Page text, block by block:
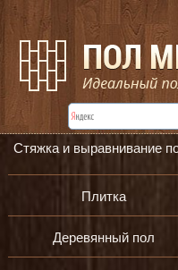
Стяжка и выравнивание
Плитка
Деревянный пол